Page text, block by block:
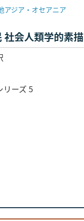
アジア・オセアニア
社会人類学的素描
リーズ 5